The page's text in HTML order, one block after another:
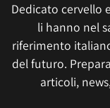
Dedicato cervello
li hanno nel
riferimento
del futuro.
articoli,